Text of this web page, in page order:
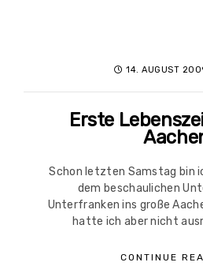
14. AUGUST
Erste
Schon letzten Samstag bin
dem beschaulichen
Unterfranken ins große
hatte ich aber nicht
CONTINUE